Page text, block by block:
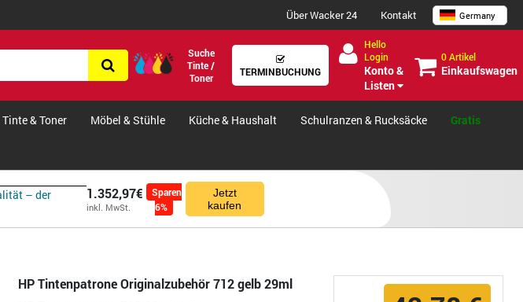
Über Wacker 24 Kontakt Germany
Suche
Tinte /
Toner
TERMINBUCHUNG
Hello
Login
Konto &
Listen
0 Artikel
Einkaufswagen
Tinte & Toner Möbel & Stühle Küche & Haushalt Schulranzen & Rucksäcke Gratis
– der
1.352,97€
inkl. MwSt.
Sparen
6%
Jetzt
kaufen
HP Tintenpatrone Originalzubehör 712 gelb 29ml